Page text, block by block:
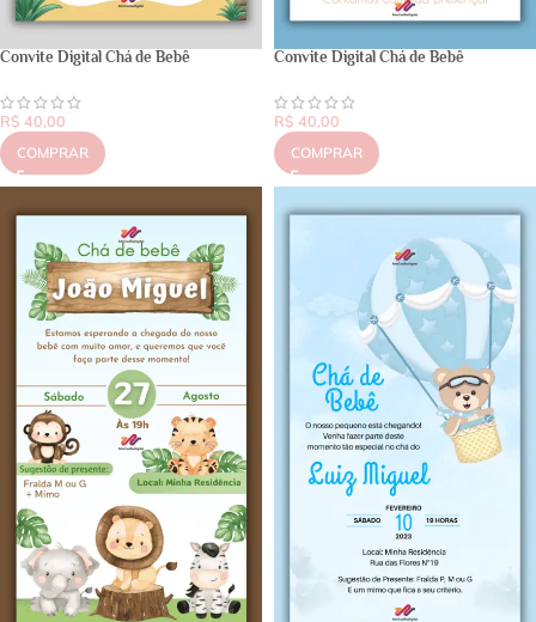
Convite Digital Chá de Bebê
R$ 40,00
COMPRAR
Convite Digital Chá de Bebê
R$ 40,00
COMPRAR